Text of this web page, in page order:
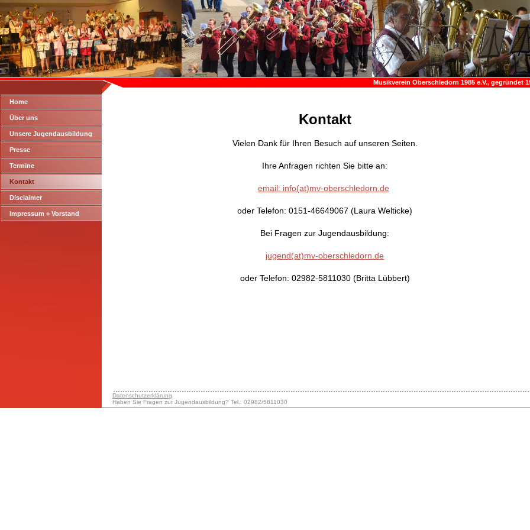
Musikverein Oberschledorn 1985 e.V., gegründet
Home
Über uns
Unsere Jugendausbildung
Presse
Termine
Kontakt
Disclaimer
Impressum + Vorstand
Kontakt
Vielen Dank für Ihren Besuch auf unseren Seiten.
Ihre Anfragen richten Sie bitte an:
email: info(at)mv-oberschledorn.de
oder Telefon: 0151-46649067 (Laura Welticke)
Bei Fragen zur Jugendausbildung:
jugend(at)mv-oberschledorn.de
oder Telefon: 02982-5811030 (Britta Lübbert)
Datenschutzerklärung
Haben Sie Fragen zur Jugendausbildung? Tel.: 02982/5811030